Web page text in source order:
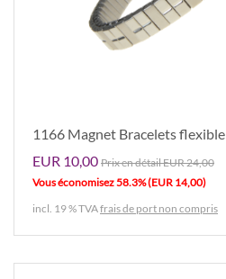
1166 Magnet Bracelets flexible
EUR 10,00 Prix ​​en détail EUR 24,00
Vous économisez 58.3% (EUR 14,00)
incl. 19 % TVAfrais de port non compris